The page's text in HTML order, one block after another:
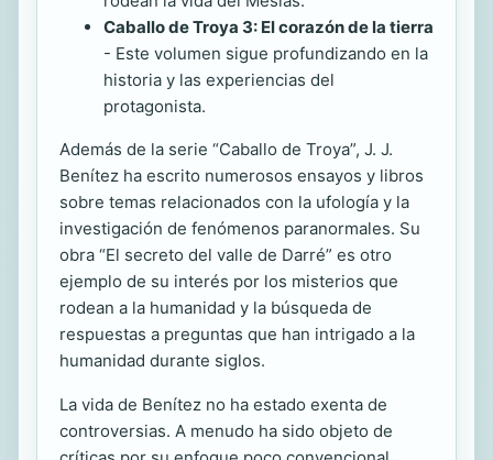
Caballo de Troya 3: El corazón de la tierra
- Este volumen sigue profundizando en la
historia y las experiencias del
protagonista.
Además de la serie “Caballo de Troya”, J. J.
Benítez ha escrito numerosos ensayos y libros
sobre temas relacionados con la ufología y la
investigación de fenómenos paranormales. Su
obra “El secreto del valle de Darré” es otro
ejemplo de su interés por los misterios que
rodean a la humanidad y la búsqueda de
respuestas a preguntas que han intrigado a la
humanidad durante siglos.
La vida de Benítez no ha estado exenta de
controversias. A menudo ha sido objeto de